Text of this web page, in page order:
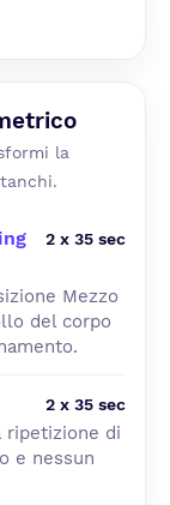
la
2 x 35 sec
Mezzo
del corpo
2 x 35 sec
ripetizione di
e nessun